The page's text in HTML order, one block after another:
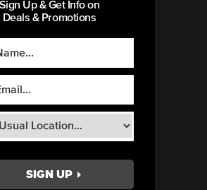
Sign Up & Get Info on
Deals & Promotions